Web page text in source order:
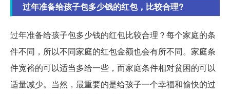
过年准备给孩子包多少钱的红包，比较合理?
过年准备给孩子包多少钱的红包比较合理？每个家庭的条
件不同，所以不同家庭的红包金额也会有所不同。家庭条
件宽裕的可以适当多给一些，而家庭条件相对贫困的可以
适量减少。当然，最重要的是给孩子一个幸福和愉快的过